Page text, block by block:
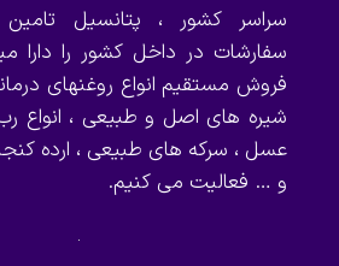
سراسر کشور ، پتانسیل
سفارشات در داخل کشور را دارا
فروش مستقیم انواع روغنهای
شیره های اصل و طبیعی ، انواع
عسل ، سرکه های طبیعی ، ارده
و … فعالیت می کنیم.